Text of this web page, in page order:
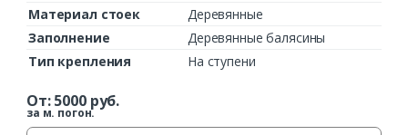
Материал стоек
Деревянные
Заполнение
Деревянные балясины
Тип крепления
На ступени
От:5000руб.
за м. погон.